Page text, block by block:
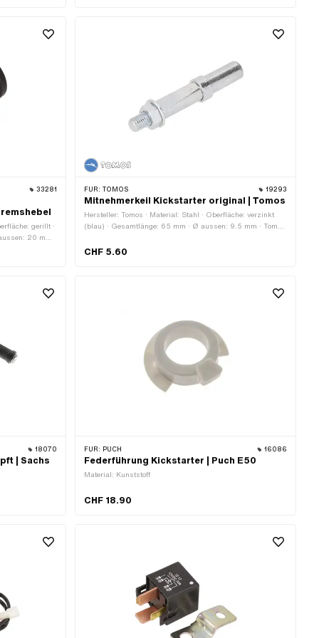
33281
gerillt ·
20 mm ·
FÜR: TOMOS 19293
Mitnehmerkeil Kickstarter original | Tomos
Hersteller: Tomos · Material: Stahl · Oberfläche: verzinkt
(blau) · Gesamtlänge: 65 mm · Ø aussen: 9.5 mm · Tomos
CHF 5.60
18070
| Sachs
FÜR: PUCH 16086
Federführung Kickstarter | Puch E50
Material: Kunststoff
CHF 18.90